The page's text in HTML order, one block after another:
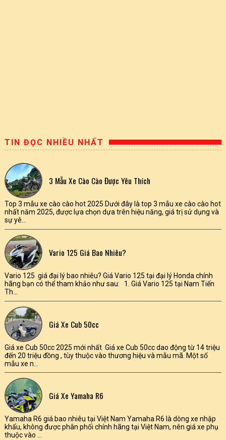
TIN ĐỌC NHIỀU NHẤT
3 Mẫu Xe Cào Cào Được Yêu Thích
Top 3 mẫu xe cào cào hot 2025 Dưới đây là top 3 mẫu xe cào cào hot
nhất năm 2025, được lựa chọn dựa trên hiệu năng, giá trị sử dụng và
sự yê...
Vario 125 Giá Bao Nhiêu?
Vario 125 giá đại lý bao nhiêu? Giá Vario 125 tại đại lý Honda chính
hãng bạn có thể tham khảo như sau: 1. Giá Vario 125 tại Nam Tiến
Th...
Giá Xe Cub 50cc
Giá xe Cub 50cc 2025 mới nhất Giá xe Cub 50cc dao động từ 14 triệu
đến 20 triệu đồng , tùy thuộc vào thương hiệu và mẫu mã. Một số
mẫu xe n...
Giá Xe Yamaha R6
Yamaha R6 giá bao nhiêu tại Việt Nam Yamaha R6 là dòng xe nhập
khẩu, không được phân phối chính hãng tại Việt Nam, nên giá xe phụ
thuộc vào ...